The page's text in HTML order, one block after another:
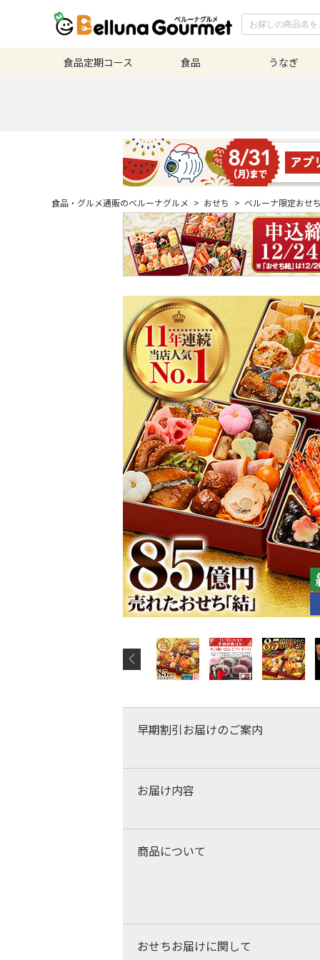
食品定期コース 食品 うなぎ
食品・グルメ通販のベルーナグルメ > おせち > ベルーナ限定おせ
早期割引お届けのご案内
お届け内容
商品について
おせちお届けに関して